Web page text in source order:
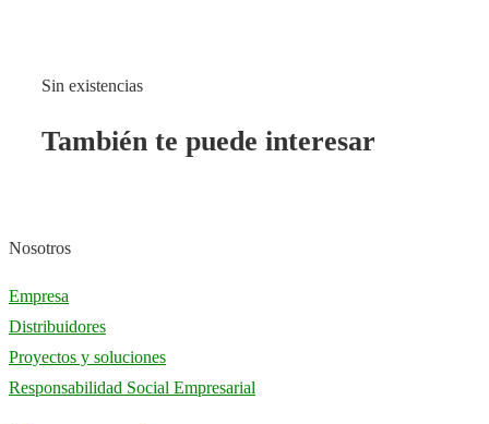
Sin existencias
También te puede interesar
Nosotros
Empresa
Distribuidores
Proyectos y soluciones
Responsabilidad Social Empresarial